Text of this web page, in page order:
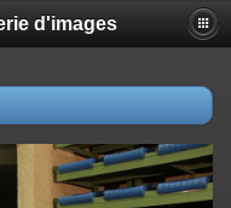
d'images